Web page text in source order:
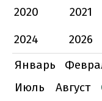
2020 2021
2024
2026
Январь
Июль
Август